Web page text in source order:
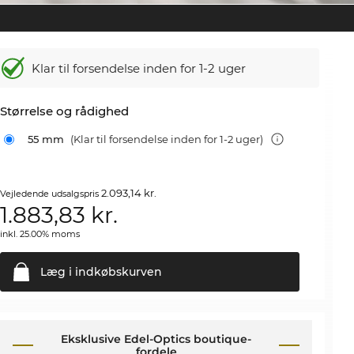
Klar til forsendelse inden for 1-2 uger
Størrelse og rådighed
55 mm (Klar til forsendelse inden for 1-2 uger)
Vejledende udsalgspris2.093,14 kr.
1.883,83 kr.
inkl. 25.00% moms
Læg i indkøbskurven
Eksklusive Edel-Optics boutique-